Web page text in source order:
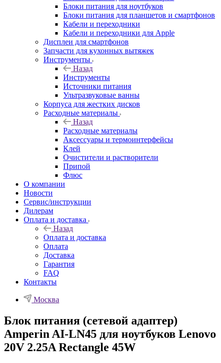
Блоки питания для ноутбуков
Блоки питания для планшетов и смартфонов
Кабели и переходники
Кабели и переходники для Apple
Дисплеи для смартфонов
Запчасти для кухонных вытяжек
Инструменты
Назад
Инструменты
Источники питания
Ультразвуковые ванны
Корпуса для жестких дисков
Расходные материалы
Назад
Расходные материалы
Аксессуары и термоинтерфейсы
Клей
Очистители и растворители
Припой
Флюс
О компании
Новости
Сервис/инструкции
Дилерам
Оплата и доставка
Назад
Оплата и доставка
Оплата
Доставка
Гарантия
FAQ
Контакты
Москва
Блок питания (сетевой адаптер)
Amperin AI-LN45 для ноутбуков Lenovo
20V 2.25A Rectangle 45W